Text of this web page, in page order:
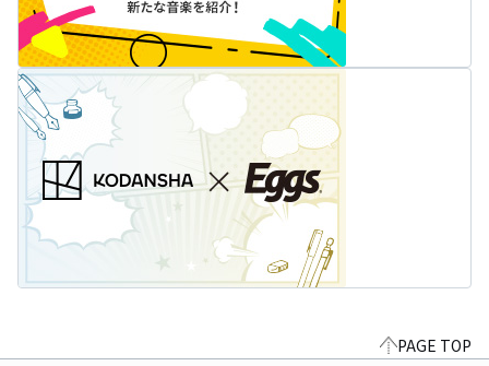
PAGE TOP